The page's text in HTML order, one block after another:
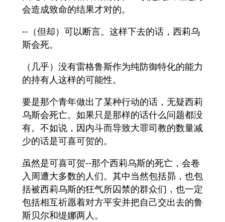
会造成致命的结果才对的。
--（但却）可以断言。这样下去的话，西莉乌
斯会死。
（几乎）没有雷格鲁斯作为纯防御特化的能力
的持有人这样的可能性。
要是那个青年做出了某种行动的话，无疑西莉
乌斯会死亡。如果只是那样的话什么问题都没
有。不如说，因内斗而导致大罪司教的数量减
少的话是可喜可贺的。
虽然是可喜可贺--那个西莉乌斯的死亡，会卷
入周遭大多数的人们。其中当然包括昴，也包
括被西莉乌斯的狂气所囚禁的群众们，也一定
包括相互祈愿着对方平安并把自己交出去的鲁
斯贝尔和缇娜两人。